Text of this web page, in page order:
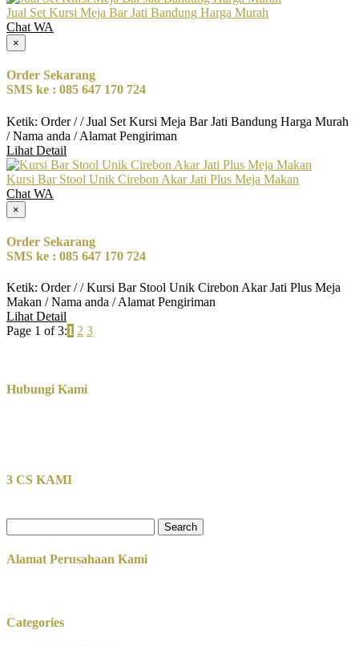
Jual Set Kursi Meja Bar Jati Bandung Harga Murah
Chat WA
×
Order Sekarang
SMS ke : 085 647 170 724
Ketik: Order / / Jual Set Kursi Meja Bar Jati Bandung Harga Murah
/ Nama anda / Alamat Pengiriman
Lihat Detail
Kursi Bar Stool Unik Cirebon Akar Jati Plus Meja Makan
Chat WA
×
Order Sekarang
SMS ke : 085 647 170 724
Ketik: Order / / Kursi Bar Stool Unik Cirebon Akar Jati Plus Meja
Makan / Nama anda / Alamat Pengiriman
Lihat Detail
Page 1 of 3:1 2 3
Hubungi Kami
3 CS KAMI
for:
Alamat Perusahaan Kami
Categories